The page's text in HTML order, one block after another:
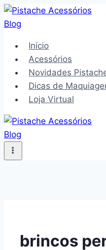
Pular
para
Conteúdo
Início
Acessórios
Novidades
Dicas de
Loja Virtual
brincos